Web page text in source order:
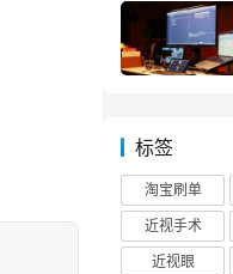
标签
淘宝刷单
近视手术
近视眼